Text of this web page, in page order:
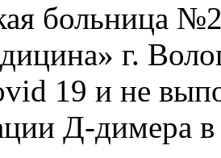
больница
г.
19 и не
Д-димера